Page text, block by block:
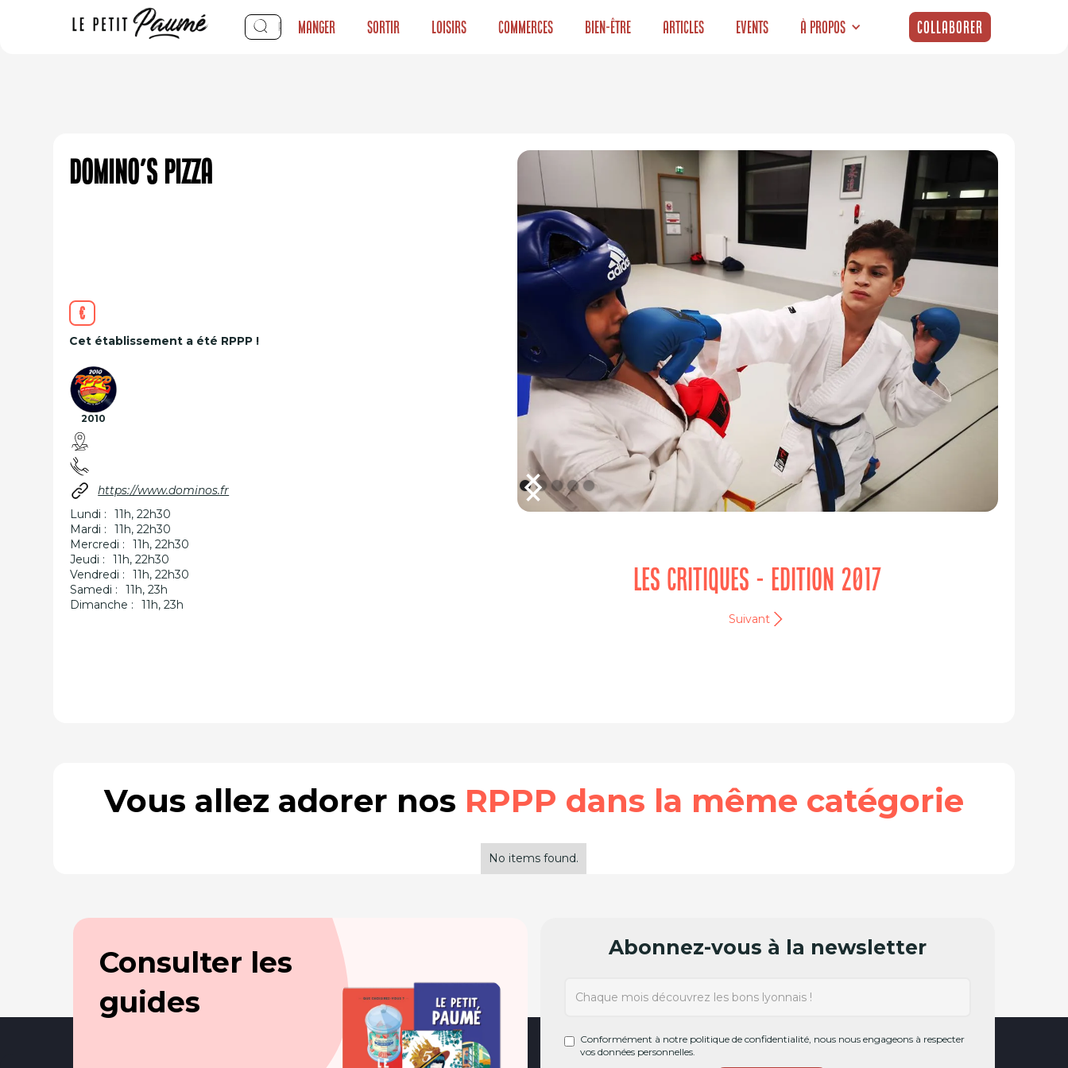
Manger Sortir Loisirs Commerces Bien-être Articles Events À propos Collaborer
Domino's Pizza
€
Cet établissement a été RPPP !
2010
https://www.dominos.fr
Lundi :
11h, 22h30
Mardi :
11h, 22h30
Mercredi :
11h, 22h30
Jeudi :
11h, 22h30
Vendredi :
11h, 22h30
Samedi :
11h, 23h
Dimanche :
11h, 23h
LES CRITIQUES - EDITION 2017
Suivant
Vous allez adorer nos RPPP dans la même catégorie
No items found.
Consulter les
guides
Abonnez-vous à la newsletter
Conformément à notre politique de confidentialité, nous nous engageons à respecter
vos données personnelles.